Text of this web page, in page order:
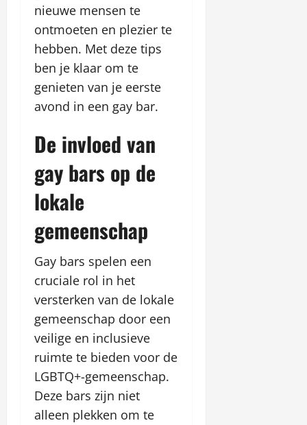
nieuwe mensen te
ontmoeten en plezier te
hebben. Met deze tips
ben je klaar om te
genieten van je eerste
avond in een gay bar.
De invloed van
gay bars op de
lokale
gemeenschap
Gay bars spelen een
cruciale rol in het
versterken van de lokale
gemeenschap door een
veilige en inclusieve
ruimte te bieden voor de
LGBTQ+-gemeenschap.
Deze bars zijn niet
alleen plekken om te